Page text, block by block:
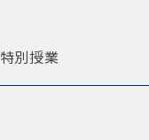
別授業